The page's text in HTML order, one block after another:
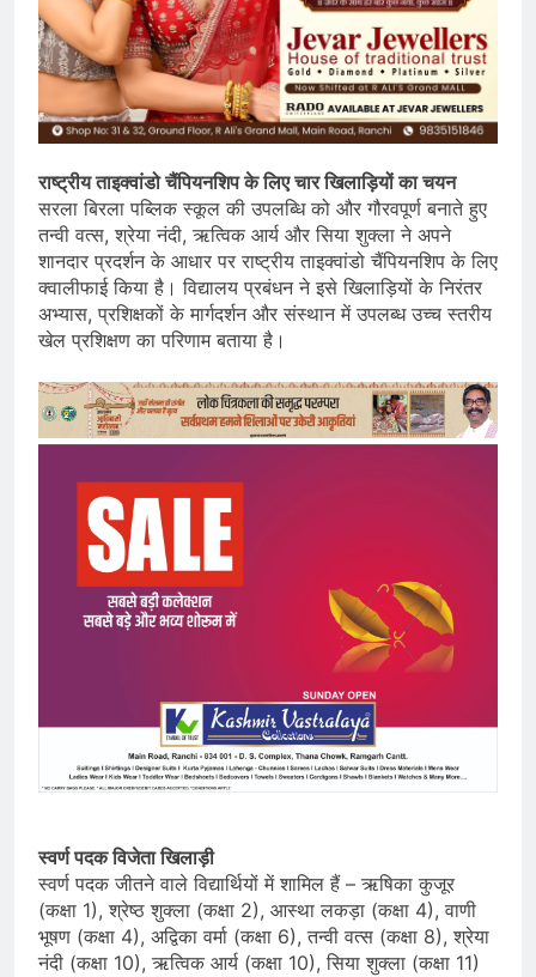
राष्ट्रीय ताइक्वांडो चैंपियनशिप के लिए चार खिलाड़ियों का चयन
सरला बिरला पब्लिक स्कूल की उपलब्धि को और गौरवपूर्ण बनाते हुए
तन्वी वत्स, श्रेया नंदी, ऋत्विक आर्य और सिया शुक्ला ने अपने
शानदार प्रदर्शन के आधार पर राष्ट्रीय ताइक्वांडो चैंपियनशिप के लिए
क्वालीफाई किया है। विद्यालय प्रबंधन ने इसे खिलाड़ियों के निरंतर
अभ्यास, प्रशिक्षकों के मार्गदर्शन और संस्थान में उपलब्ध उच्च स्तरीय
खेल प्रशिक्षण का परिणाम बताया है।
स्वर्ण पदक विजेता खिलाड़ी
स्वर्ण पदक जीतने वाले विद्यार्थियों में शामिल हैं – ऋषिका कुजूर
(कक्षा 1), श्रेष्ठ शुक्ला (कक्षा 2), आस्था लकड़ा (कक्षा 4), वाणी
भूषण (कक्षा 4), अद्विका वर्मा (कक्षा 6), तन्वी वत्स (कक्षा 8), श्रेया
नंदी (कक्षा 10), ऋत्विक आर्य (कक्षा 10), सिया शुक्ला (कक्षा 11)